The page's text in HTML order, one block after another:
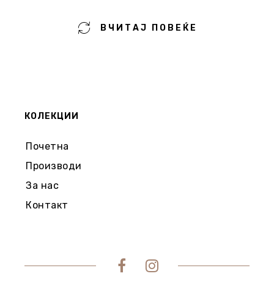
ВЧИТАЈ ПОВЕЌЕ
КОЛЕКЦИИ
Почетна
Производи
За нас
Контакт